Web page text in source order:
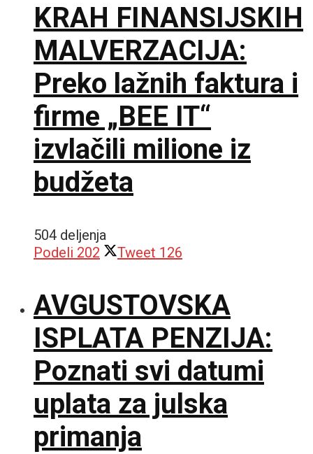
KRAH FINANSIJSKIH
MALVERZACIJA:
Preko lažnih faktura i
firme „BEE IT“
izvlačili milione iz
budžeta
504 deljenja
Podeli 202 Tweet 126
AVGUSTOVSKA
ISPLATA PENZIJA:
Poznati svi datumi
uplata za julska
primanja